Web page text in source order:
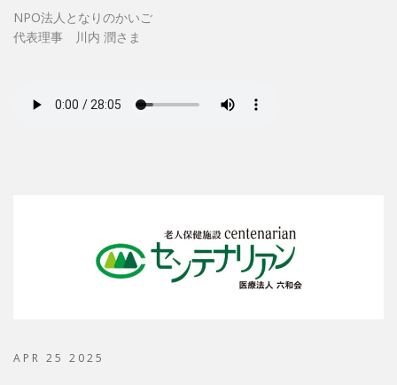
NPO法人となりのかいご
代表理事 川内 潤さま
APR 25 2025